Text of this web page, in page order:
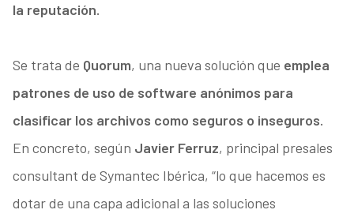
la reputación.
Se trata de Quorum, una nueva solución que emplea
patrones de uso de software anónimos para
clasificar los archivos como seguros o inseguros.
En concreto, según Javier Ferruz, principal presales
consultant de Symantec Ibérica, “lo que hacemos es
dotar de una capa adicional a las soluciones